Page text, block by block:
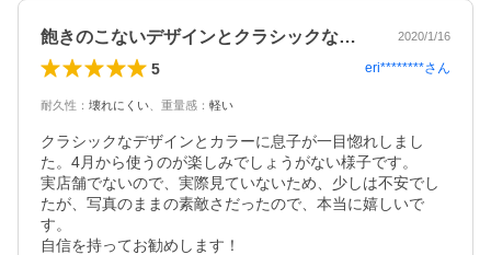
飽きのこないデザインとクラシックなカラー 2020/1/16
5 eri********さん
耐久性 ： 壊れにくい 重量感 ： 軽い
クラシックなデザインとカラーに息子が一目惚れしまし
た。4月から使うのが楽しみでしょうがない様子です。
実店舗でないので、実際見ていないため、少しは不安でし
たが、写真のままの素敵さだったので、本当に嬉しいで
す。
自信を持ってお勧めします！